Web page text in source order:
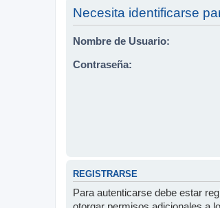
Necesita identificarse
Nombre de Usuario:
Contraseña:
REGISTRARSE
Para autenticarse debe estar